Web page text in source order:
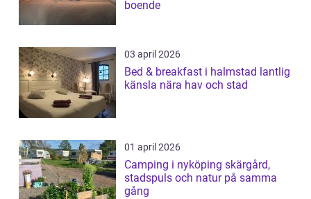
boende
03 april 2026
Bed & breakfast i halmstad lantlig
känsla nära hav och stad
01 april 2026
Camping i nyköping skärgård,
stadspuls och natur på samma
gång